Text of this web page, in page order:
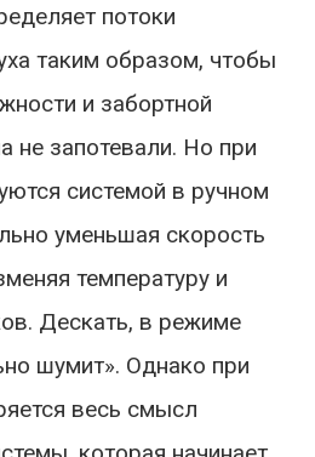
потоки
таким образом, чтобы
и забортной
не запотевали. Но при
системой в ручном
уменьшая скорость
температуру и
Дескать, в режиме
шумит». Однако при
весь смысл